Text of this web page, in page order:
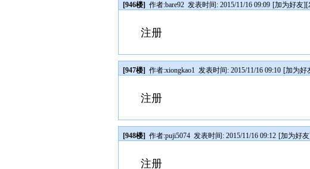
[946楼] 作者:bare92 发表时间: 2015/11/16 09:09 [加为好友][
注册
[947楼] 作者:xiongkao1 发表时间: 2015/11/16 09:10 [加为好
注册
[948楼] 作者:puji5074 发表时间: 2015/11/16 09:12 [加为好友
注册